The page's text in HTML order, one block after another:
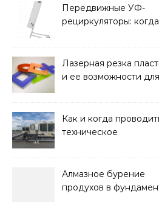
и советы по выбору
Передвижные УФ-
рециркуляторы: когда
Лазерная резка
и ее возможности для
Как и когда
техническое
Алмазное бурение
продухов в